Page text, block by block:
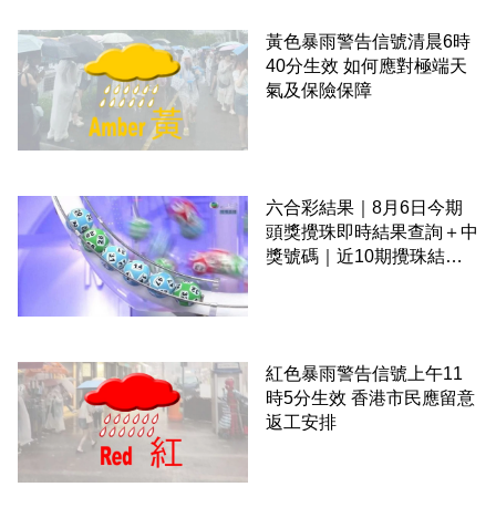
黃色暴雨警告信號清晨6時
40分生效 如何應對極端天
氣及保險保障
六合彩結果｜8月6日今期
頭獎攪珠即時結果查詢＋中
獎號碼｜近10期攪珠結果
紅色暴雨警告信號上午11
時5分生效 香港市民應留意
返工安排